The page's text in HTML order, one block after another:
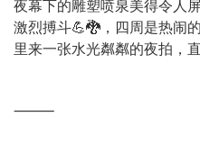
夜幕下的雕塑喷泉美得令人
激烈搏斗💪🐉，四周是热闹
里来一张水光粼粼的夜拍，
⸻